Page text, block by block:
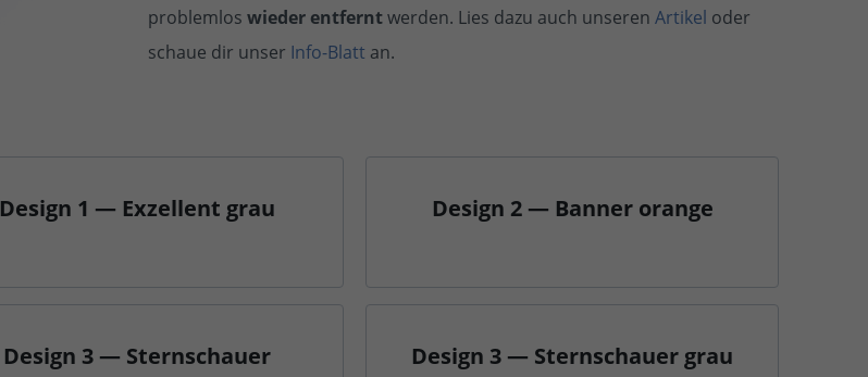
problemlos wieder entferntwerden. Lies dazu auch unseren Artikel oder
schaue dir unser Info-Blatt an.
Design 1 — Exzellent grau Design 2 — Banner orange
Design 3 — Sternschauer
Design 3 — Sternschauer grau